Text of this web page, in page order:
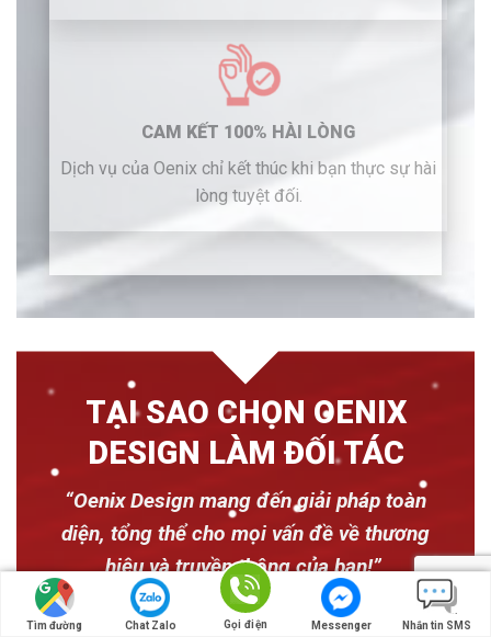
CAM KẾT 100% HÀI LÒNG
Dịch vụ của Oenix chỉ kết thúc khi bạn thực sự hài
lòng tuyệt đối.
TẠI SAO CHỌN OENIX
DESIGN LÀM ĐỐI TÁC
“Oenix Design mang đến giải pháp toàn
diện, tổng thể cho mọi vấn đề về thương
hiệu và truyền thông của bạn!”
Tìm đường Chat Zalo Gọi điện Messenger Nhắn tin SMS